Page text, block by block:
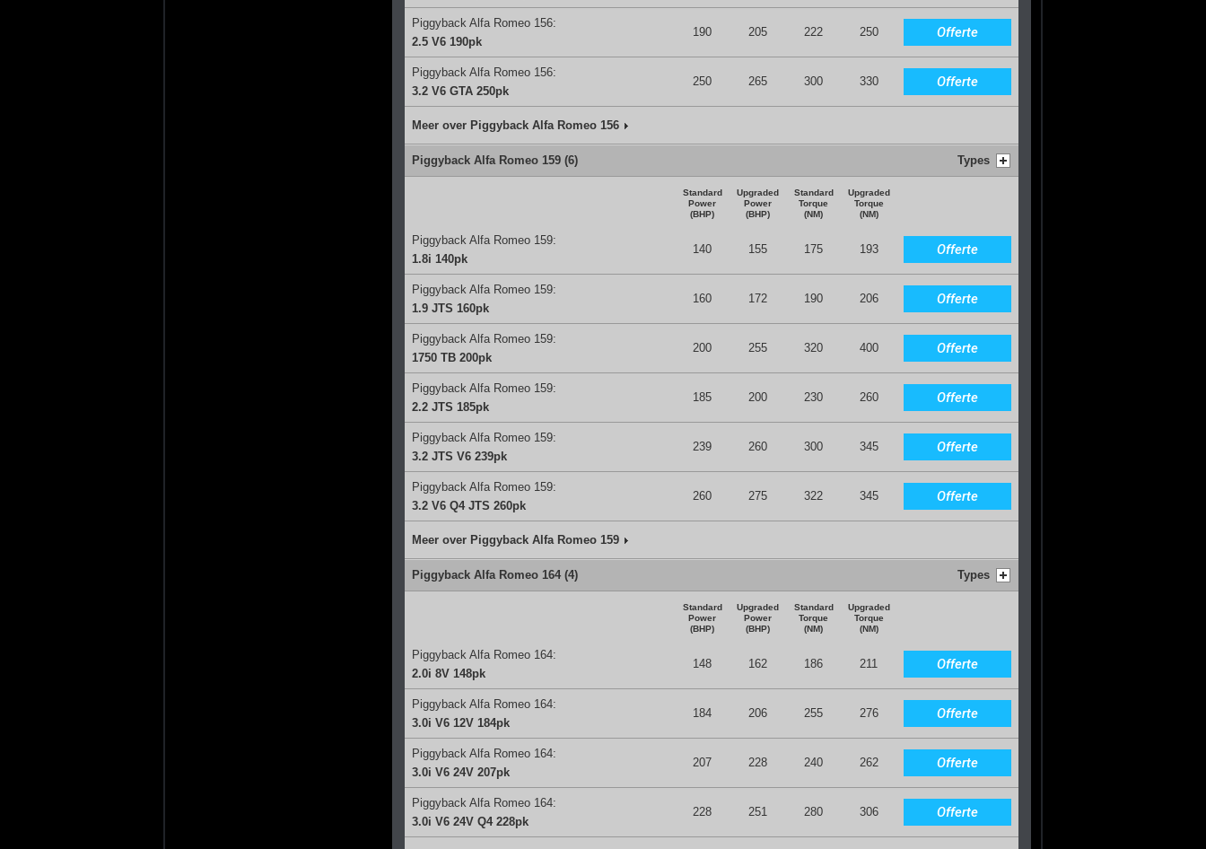
Piggyback Alfa Romeo 156:
2.5 V6 190pk
190 205 222 250 Offerte
Piggyback Alfa Romeo 156:
3.2 V6 GTA 250pk
250 265 300 330 Offerte
Meer over Piggyback Alfa Romeo 156
Piggyback Alfa Romeo 159 (6) Types
Standard
Power
(BHP)
Upgraded
Power
(BHP)
Standard
Torque
(NM)
Upgraded
Torque
(NM)
Piggyback Alfa Romeo 159:
1.8i 140pk
140 155 175 193 Offerte
Piggyback Alfa Romeo 159:
1.9 JTS 160pk
160 172 190 206 Offerte
Piggyback Alfa Romeo 159:
1750 TB 200pk
200 255 320 400 Offerte
Piggyback Alfa Romeo 159:
2.2 JTS 185pk
185 200 230 260 Offerte
Piggyback Alfa Romeo 159:
3.2 JTS V6 239pk
239 260 300 345 Offerte
Piggyback Alfa Romeo 159:
3.2 V6 Q4 JTS 260pk
260 275 322 345 Offerte
Meer over Piggyback Alfa Romeo 159
Piggyback Alfa Romeo 164 (4) Types
Standard
Power
(BHP)
Upgraded
Power
(BHP)
Standard
Torque
(NM)
Upgraded
Torque
(NM)
Piggyback Alfa Romeo 164:
2.0i 8V 148pk
148 162 186 211 Offerte
Piggyback Alfa Romeo 164:
3.0i V6 12V 184pk
184 206 255 276 Offerte
Piggyback Alfa Romeo 164:
3.0i V6 24V 207pk
207 228 240 262 Offerte
Piggyback Alfa Romeo 164:
3.0i V6 24V Q4 228pk
228 251 280 306 Offerte